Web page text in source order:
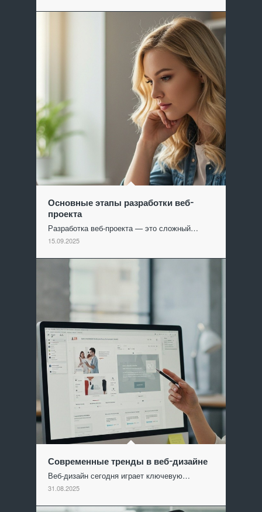
Основные этапы разработки веб-
проекта
Разработка веб-проекта — это сложный…
15.09.2025
Современные тренды в веб-дизайне
Веб-дизайн сегодня играет ключевую…
31.08.2025